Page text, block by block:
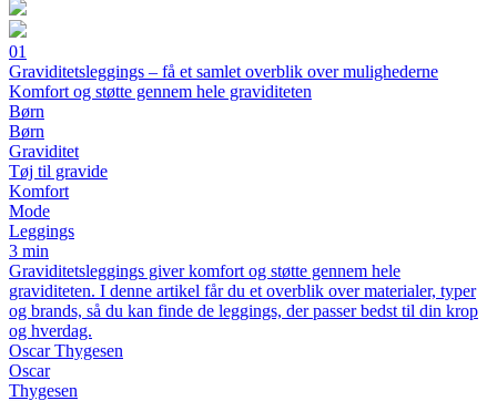
01
Graviditetsleggings – få et samlet overblik over mulighederne
Komfort og støtte gennem hele graviditeten
Børn
Børn
Graviditet
Tøj til gravide
Komfort
Mode
Leggings
3 min
Graviditetsleggings giver komfort og støtte gennem hele
graviditeten. I denne artikel får du et overblik over materialer, typer
og brands, så du kan finde de leggings, der passer bedst til din krop
og hverdag.
Oscar Thygesen
Oscar
Thygesen